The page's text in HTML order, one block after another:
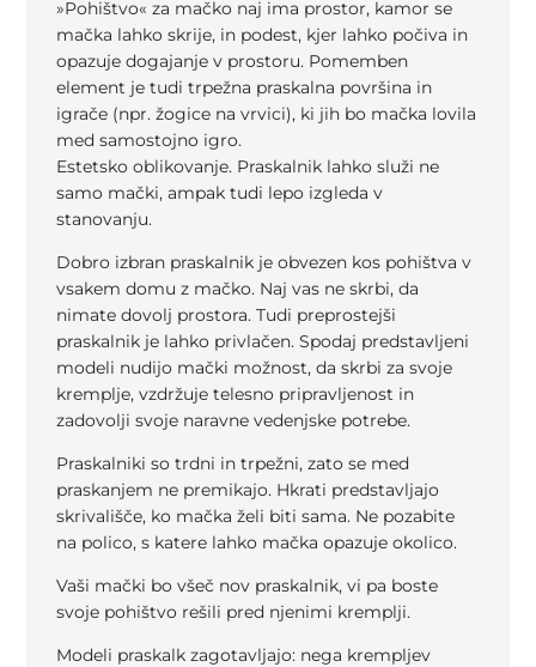
»Pohištvo« za mačko naj ima prostor, kamor se
mačka lahko skrije, in podest, kjer lahko počiva in
opazuje dogajanje v prostoru. Pomemben
element je tudi trpežna praskalna površina in
igrače (npr. žogice na vrvici), ki jih bo mačka lovila
med samostojno igro.
Estetsko oblikovanje. Praskalnik lahko služi ne
samo mački, ampak tudi lepo izgleda v
stanovanju.
Dobro izbran praskalnik je obvezen kos pohištva v
vsakem domu z mačko. Naj vas ne skrbi, da
nimate dovolj prostora. Tudi preprostejši
praskalnik je lahko privlačen. Spodaj predstavljeni
modeli nudijo mački možnost, da skrbi za svoje
kremplje, vzdržuje telesno pripravljenost in
zadovolji svoje naravne vedenjske potrebe.
Praskalniki so trdni in trpežni, zato se med
praskanjem ne premikajo. Hkrati predstavljajo
skrivališče, ko mačka želi biti sama. Ne pozabite
na polico, s katere lahko mačka opazuje okolico.
Vaši mački bo všeč nov praskalnik, vi pa boste
svoje pohištvo rešili pred njenimi kremplji.
Modeli praskalk zagotavljajo: nega krempljev